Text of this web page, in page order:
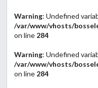
Warning: Undefined
/var/www/vhosts/
on line 284
Warning: Undefined
/var/www/vhosts/
on line 284